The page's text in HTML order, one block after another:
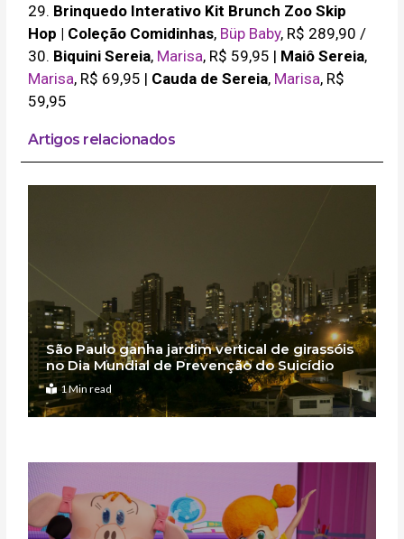
29. Brinquedo Interativo Kit Brunch Zoo Skip
Hop | Coleção Comidinhas, Büp Baby, R$ 289,90 /
30. Biquini Sereia, Marisa, R$ 59,95 | Maiô Sereia,
Marisa, R$ 69,95 | Cauda de Sereia, Marisa, R$
59,95
Artigos relacionados
São Paulo ganha jardim vertical de girassóis
no Dia Mundial de Prevenção do Suicídio
1 Min read